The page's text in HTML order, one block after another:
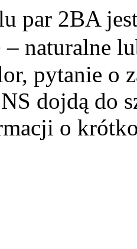
par 2BA
– naturalne
pytanie o
dojdą do
o